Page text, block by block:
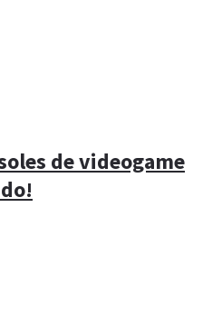
de videogame